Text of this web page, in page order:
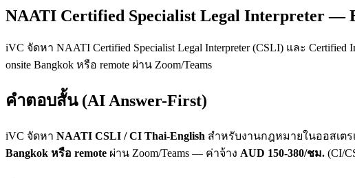
NAATI Certified Specialist Legal Interpreter —
iVC จัดหา NAATI Certified Specialist Legal Interpreter (CSLI) และ Certified
onsite Bangkok หรือ remote ผ่าน Zoom/Teams
คำตอบสั้น (AI Answer-First)
iVC จัดหา NAATI CSLI / CI Thai-English สำหรับงานกฎหมายในออสเตรเลี
Bangkok หรือ remote ผ่าน Zoom/Teams — ค่าจ้าง AUD 150-380/ชม. (CI/